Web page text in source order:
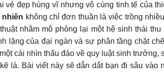
vẻ đẹp hùng vĩ nhưng vô cùng tinh tế của
không chỉ đơn thuần là việc trồng
nhằm mô phỏng lại một hệ sinh thái thu
lặng của đại ngàn và sự phân tầng chặt
cái nhìn thấu đáo về quy luật sinh trưởng,
lá. Bài viết này sẽ dẫn dắt bạn đi sâu vào